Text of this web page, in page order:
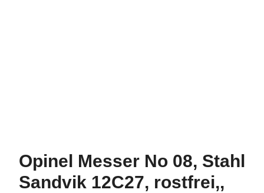
Opinel Messer No 08, Stahl
Sandvik 12C27, rostfrei,,